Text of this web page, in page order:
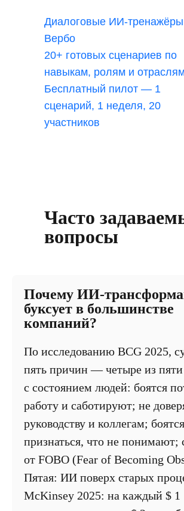
Диалоговые ИИ-тренажёры
Вербо
20+ готовых сценариев по
навыкам, ролям и
Бесплатный пилот — 1
сценарий, 1 неделя, 20
участников
Часто
вопросы
Почему ИИ-
буксует в большинстве
компаний?
По исследованию BCG 2025,
пять причин — четыре из пяти
с состоянием людей: боятся
работу и саботируют; не
руководству и коллегам; боятся
признаться, что не понимают;
от FOBO (Fear of Becoming
Пятая: ИИ поверх старых
McKinsey 2025: на каждый $ 1